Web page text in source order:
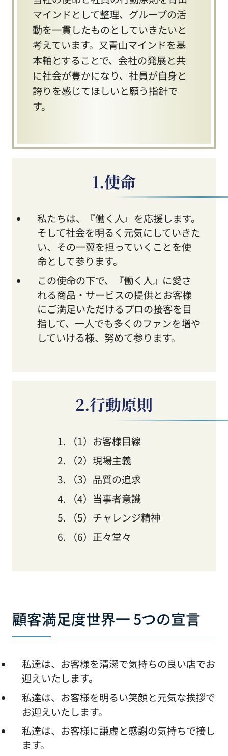
マインドとして整理、グループの活
動を一貫したものとしていきたいと
考えています。又青山マインドを基
本軸とすることで、会社の発展と共
に社会が豊かになり、社員が自身と
誇りを感じてほしいと願う指針で
す。
1.使命
私たちは、『働く人』を応援します。
そして社会を明るく元気にしていきた
い、その一翼を担っていくことを使
命として参ります。
この使命の下で、『働く人』に愛さ
れる商品・サービスの提供とお客様
にご満足いただけるプロの接客を目
指して、一人でも多くのファンを増や
していける様、努めて参ります。
2.行動原則
（1）お客様目線
（2）現場主義
（3）品質の追求
（4）当事者意識
（5）チャレンジ精神
（6）正々堂々
顧客満足度世界一 5つの宣言
私達は、お客様を清潔で気持ちの良い店でお
迎えいたします。
私達は、お客様を明るい笑顔と元気な挨拶で
お迎えいたします。
私達は、お客様に謙虚と感謝の気持ちで接し
ます。